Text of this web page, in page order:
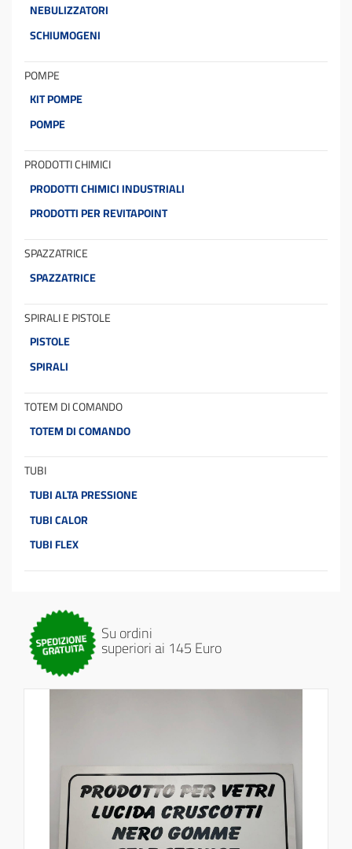
NEBULIZZATORI
SCHIUMOGENI
POMPE
KIT POMPE
POMPE
PRODOTTI CHIMICI
PRODOTTI CHIMICI INDUSTRIALI
PRODOTTI PER REVITAPOINT
SPAZZATRICE
SPAZZATRICE
SPIRALI E PISTOLE
PISTOLE
SPIRALI
TOTEM DI COMANDO
TOTEM DI COMANDO
TUBI
TUBI ALTA PRESSIONE
TUBI CALOR
TUBI FLEX
Su ordini
superiori ai 145 Euro